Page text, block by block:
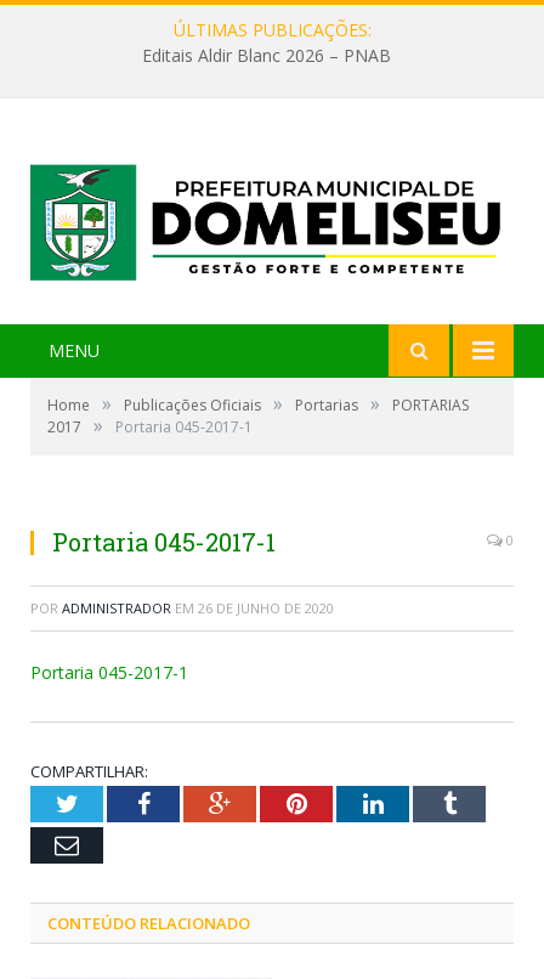
ÚLTIMAS PUBLICAÇÕES:
Editais Aldir Blanc 2026 – PNAB
MENU
Home » Publicações Oficiais » Portarias »
PORTARIAS
2017
» Portaria 045-2017-1
Portaria 045-2017-1 0
POR ADMINISTRADOR EM 26 DE JUNHO DE 2020
Portaria 045-2017-1
COMPARTILHAR:
TwitterFacebookGoogle+PinterestLinkedInTumblr
Email
CONTEÚDO RELACIONADO